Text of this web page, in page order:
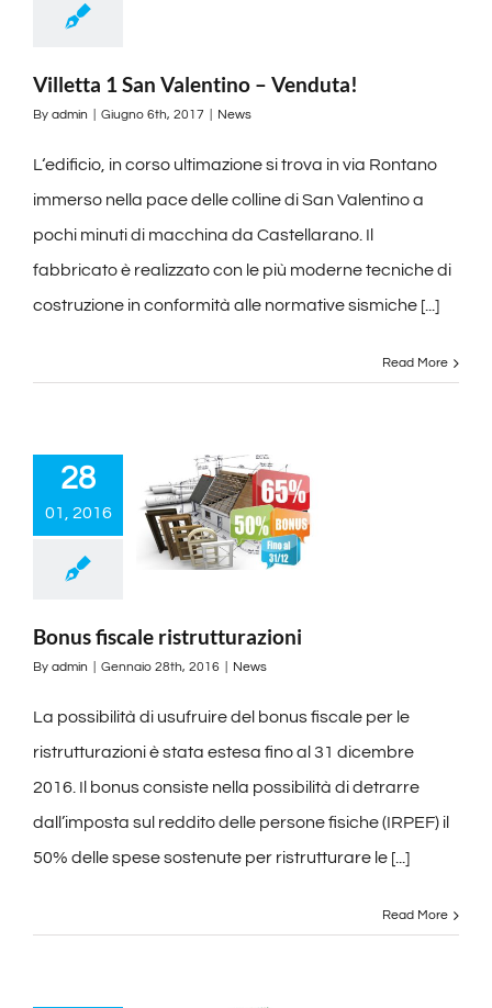
Villetta 1 San Valentino – Venduta!
By admin Giugno 6th, 2017 News
L‘edificio, in corso ultimazione si trova in via Rontano
immerso nella pace delle colline di San Valentino a
pochi minuti di macchina da Castellarano. Il
fabbricato è realizzato con le più moderne tecniche di
costruzione in conformità alle normative sismiche [...]
Read More
28
01, 2016
Bonus fiscale ristrutturazioni
By admin Gennaio 28th, 2016 News
La possibilità di usufruire del bonus fiscale per le
ristrutturazioni è stata estesa fino al 31 dicembre
2016. Il bonus consiste nella possibilità di detrarre
dall’imposta sul reddito delle persone fisiche (IRPEF) il
50% delle spese sostenute per ristrutturare le [...]
Read More